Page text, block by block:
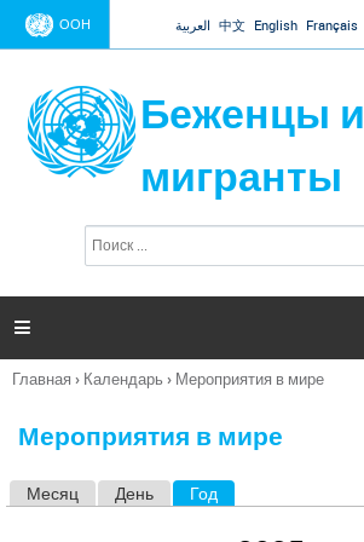
Jump to navigation
ООН العربية 中文 English Français
Беженцы и
мигранты
п
и

Вы
Главная › Календарь › Мероприятия в мире
Мероприятия в мире
Месяц День Год